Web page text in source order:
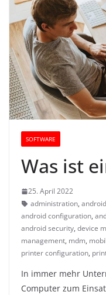
SOFTWARE
Was ist
25. April 2022
administration, android
android configuration,
android security, device
management, mdm,
printer configuration,
In immer mehr
Computer zum